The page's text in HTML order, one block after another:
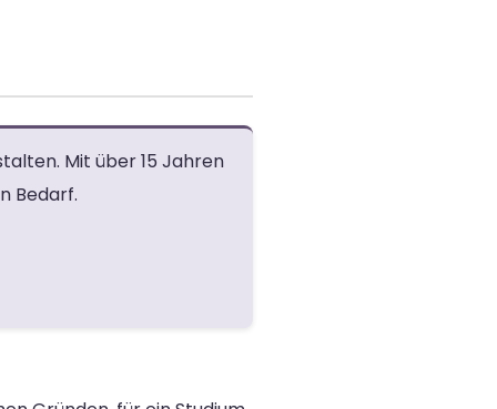
Mit über 15 Jahren
Bedarf.